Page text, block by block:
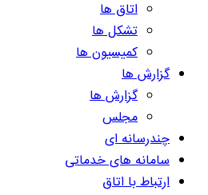
اتاق ها
تشکل ها
کمیسیون ها
گزارش ها
گزارش ها
مجلس
چندرسانه ای
سامانه های خدماتی
ارتباط با اتاق